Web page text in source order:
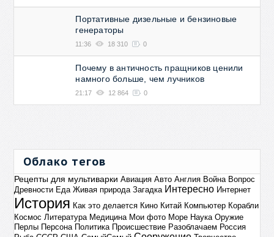
Портативные дизельные и бензиновые
генераторы
11:36 18 310 0
Почему в античность пращников ценили
намного больше, чем лучников
21:17 12 864 0
Облако тегов
Рецепты для мультиварки Авиация Авто Англия Война Вопрос
Древности Еда Живая природа Загадка Интересно Интернет
История Как это делается Кино Китай Компьютер Корабли
Космос Литература Медицина Мои фото Море Наука Оружие
Перлы Персона Политика Происшествие Разоблачаем Россия